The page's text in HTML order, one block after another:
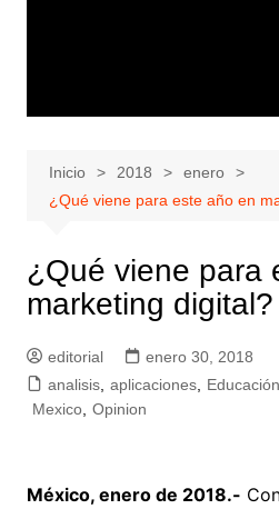
Inicio 2018
enero
¿Qué viene para este año en
¿Qué viene para
marketing digital?
editorial
enero 30, 2018
analisis, aplicaciones, Educación
Mexico, Opinion
México, enero de 2018.-